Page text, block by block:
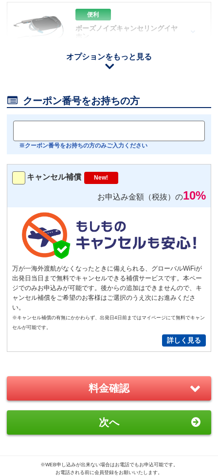
オプションをもっと見る
便利
ボーズノイズキャンセリングイヤ
ホン
－
おすすめ
Bluetoothイヤホン対応
トランスミッター
－ 0
気圧コントロール機能付き耳栓
1,540円（税込）/個
通常
Sサイズ － 0 ＋
New!
おすすめ
ルセット
1,870円/日（税込）
 クーポン番号をお持ちの方
※クーポン番号をお持ちの方のみご入力ください
キャンセル補償 New!
お申込み金額（税抜）の10%
万が一海外渡航がなくなったときに備えられる、グローバルWiFiが
出発日当日まで無料でキャンセルできる補償サービスです。本ペー
ジでのみお申込みが可能です。後からの追加はできませんので、キ
ャンセル補償をご希望のお客様はご選択のうえ次にお進みくださ
い。
※キャンセル補償の有無にかかわらず、出発日4日前まではマイページにて無料でキャン
セルが可能です。
詳しく見る
料金確認
次へ
※WEB申し込みが出来ない場合はお電話でもお申込可能です。
お電話される前に会員登録をお願いいたします。